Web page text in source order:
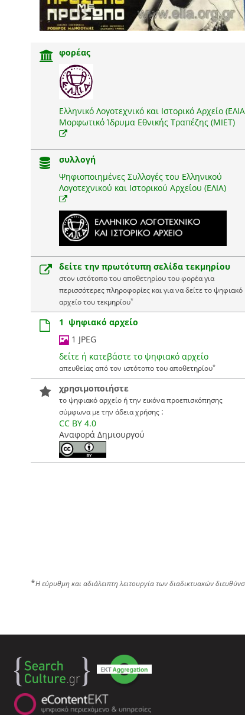
φορέας
Ελληνικό Λογοτεχνικό και Ιστορικό Αρχείο
Μορφωτικό Ίδρυμα Εθνικής Τραπέζης (ΜΙΕΤ)
συλλογή
Ψηφιοποιημένες Συλλογές του Ελληνικού
Λογοτεχνικού και Ιστορικού Αρχείου (ΕΛΙΑ)
δείτε την πρωτότυπη σελίδα τεκμηρίου
στον ιστότοπο του αποθετηρίου του φορέα για
περισσότερες πληροφορίες και για να δείτε το ψηφιακό
αρχείο του τεκμηρίου*
1 ψηφιακό αρχείο
1 JPEG
δείτε ή κατεβάστε το ψηφιακό αρχείο
απευθείας από τον ιστότοπο του αποθετηρίου*
χρησιμοποιήστε
το ψηφιακό αρχείο ή την εικόνα προεπισκόπησης
σύμφωνα με την άδεια χρήσης :
CC BY 4.0
Αναφορά Δημιουργού
*Η εύρυθμη και αδιάλειπτη λειτουργία των διαδικτυακών